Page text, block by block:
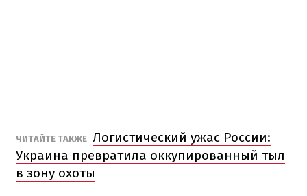
ЧИТАЙТЕ ТАКЖЕ Логистический ужас России:
Украина превратила оккупированный тыл
в зону охоты